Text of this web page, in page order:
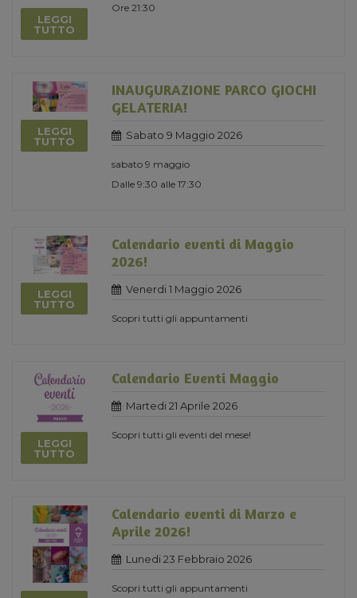
LEGGI
TUTTO
Ore 21:30
LEGGI
TUTTO
INAUGURAZIONE PARCO GIOCHI
GELATERIA!
Sabato 9 Maggio 2026
sabato 9 maggio
Dalle 9:30 alle 17:30
LEGGI
TUTTO
Calendario eventi di Maggio
2026!
Venerdi 1 Maggio 2026
Scopri tutti gli appuntamenti
LEGGI
TUTTO
Calendario Eventi Maggio
Martedi 21 Aprile 2026
Scopri tutti gli eventi del mese!
Calendario eventi di Marzo e
Aprile 2026!
Lunedi 23 Febbraio 2026
Scopri tutti gli appuntamenti